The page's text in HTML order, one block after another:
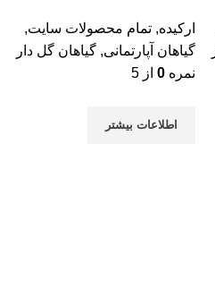
ارکیده, تمام محصولات سایت,
گیاهان آپارتمانی, گیاهان گل دار
نمره 0 از 5
اطلاعات بیشتر